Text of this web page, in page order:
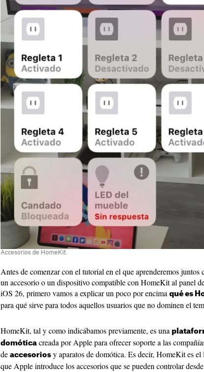
Accesorios de HomeKit.
Antes de comenzar con el tutorial en el que aprenderemos juntos
un accesorio o un dispositivo compatible con HomeKit al panel
iOS 26, primero vamos a explicar un poco por encima qué es
para qué sirve para todos aquellos usuarios que no dominen el
HomeKit, tal y como indicábamos previamente, es una
domótica creada por Apple para ofrecer soporte a las
de accesorios y aparatos de domótica. Es decir, HomeKit es el
que Apple introduce los accesorios que se pueden controlar